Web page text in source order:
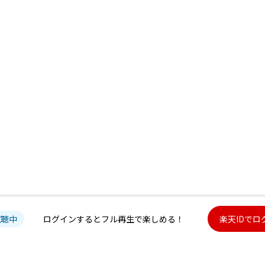
中 ログインするとフル再生で楽しめる！ 楽天IDでロ